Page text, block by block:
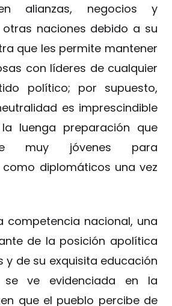
alianzas, negocios y
naciones debido a su
que les permite mantener
con líderes de cualquier
político; por supuesto,
es imprescindible
luenga preparación que
muy jóvenes para
como diplomáticos una vez
competencia nacional, una
de la posición apolítica
y de su exquisita educación
se ve evidenciada en la
que el pueblo percibe de